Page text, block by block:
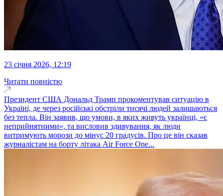
23 січня 2026, 12:19
Читати повністю
Президент США Дональд Трамп прокоментував ситуацію в
Україні, де через російські обстріли тисячі людей залишаються
без тепла. Він заявив, що умови, в яких живуть українці, «є
неприйнятними», та висловив здивування, як люди
витримують морози до мінус 20 градусів. Про це він сказав
журналістам на борту літака Air Force One...